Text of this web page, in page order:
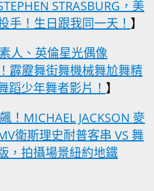
STRASBURG，美
手！生日跟我同一天！ 】
人、英倫星光偶像
霹靂舞街舞機械舞尬舞精
蹈少年舞者影片！ 】
！MICHAEL JACKSON 麥
衛斯理史耐普客串 VS 舞
，拍攝場景紐約地鐵